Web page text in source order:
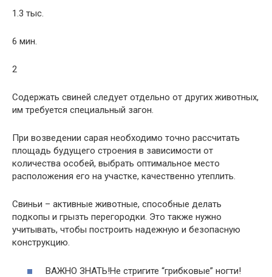
1.3 тыс.
6 мин.
2
Содержать свиней следует отдельно от других животных,
им требуется специальный загон.
При возведении сарая необходимо точно рассчитать
площадь будущего строения в зависимости от
количества особей, выбрать оптимальное место
расположения его на участке, качественно утеплить.
Свиньи – активные животные, способные делать
подкопы и грызть перегородки. Это также нужно
учитывать, чтобы построить надежную и безопасную
конструкцию.
ВАЖНО ЗНАТЬ!Не стригите “грибковые” ногти!